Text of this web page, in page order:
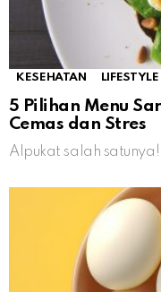
KESEHATAN LIFESTYLE
5 Pilihan Menu
Cemas dan Stres
Alpukat salah satunya!